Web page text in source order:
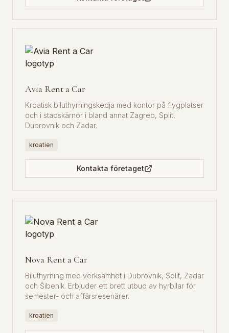
Avia Rent a Car
Kroatisk biluthyrningskedja med kontor på flygplatser
och i stadskärnor i bland annat Zagreb, Split,
Dubrovnik och Zadar.
kroatien
Kontakta företaget
Nova Rent a Car
Biluthyrning med verksamhet i Dubrovnik, Split, Zadar
och Šibenik. Erbjuder ett brett utbud av hyrbilar för
semester- och affärsresenärer.
kroatien